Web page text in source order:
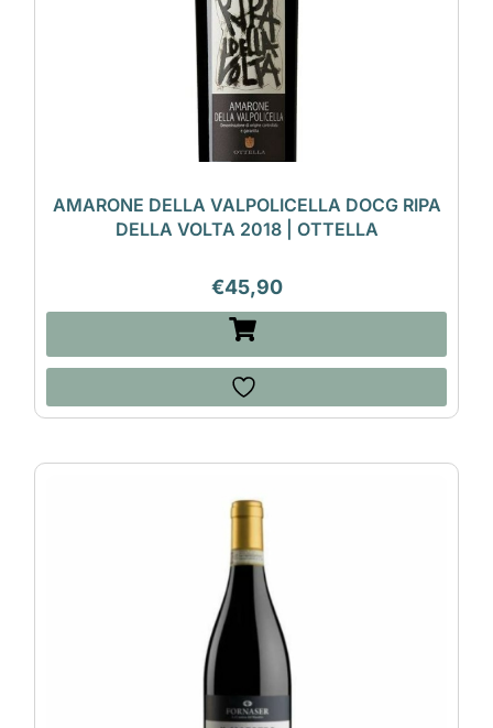
AMARONE DELLA VALPOLICELLA DOCG RIPA
DELLA VOLTA 2018 | OTTELLA
€45,90